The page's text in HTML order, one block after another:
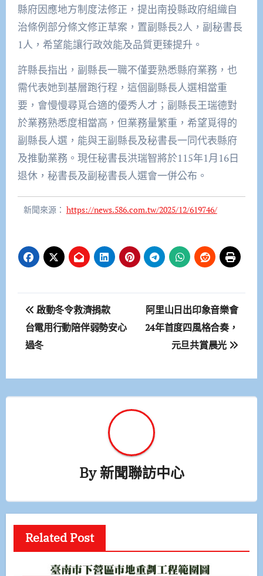
縣府因應地方制度法修正，提出南投縣政府組織自
治條例部分條文修正草案，置副縣長2人，副秘書長
1人，希望能讓行政效能及品質更臻提升。
許縣長指出，副縣長一職不僅要熟悉縣府業務，也
需代表她到基層跑行程，這個副縣長人選相當重
要，會慢慢尋覓合適的優秀人才；副縣長王瑞德對
於業務熟悉度相當高，但業務量繁重，希望覓得的
副縣長人選，能與王副縣長及秘書長一同代表縣府
及推動業務。現任秘書長洪瑞智將於115年1月16日
退休，秘書長及副秘書長人選會一併公布。
新聞來源： https://news.586.com.tw/2025/12/619746/
文
章
導
覽
啟動冬令救濟捐款
台電用行動陪伴弱勢安心
過冬
阿里山日出印象音樂會
24年首度四風格合奏，
元旦共賞晨光
By新聞聯訪中心
Related Post